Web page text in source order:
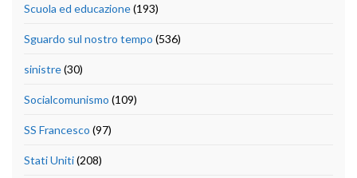
Scuola ed educazione(193)
Sguardo sul nostro tempo (536)
sinistre(30)
Socialcomunismo (109)
SS Francesco (97)
Stati Uniti(208)